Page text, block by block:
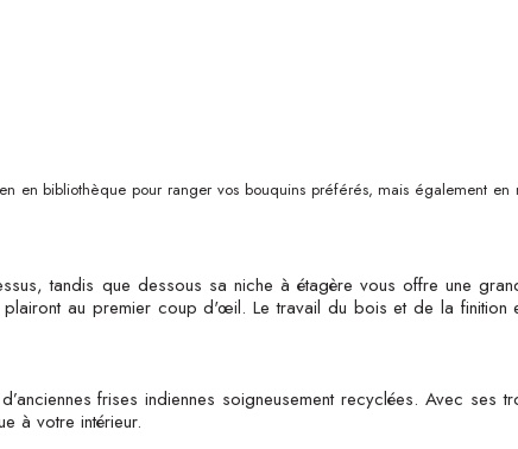
en bibliothèque pour ranger vos bouquins préférés, mais également
tandis que dessous sa niche à étagère vous offre une
au premier coup d'œil. Le travail du bois et de la
frises indiennes soigneusement recyclées. Avec ses
à votre intérieur.